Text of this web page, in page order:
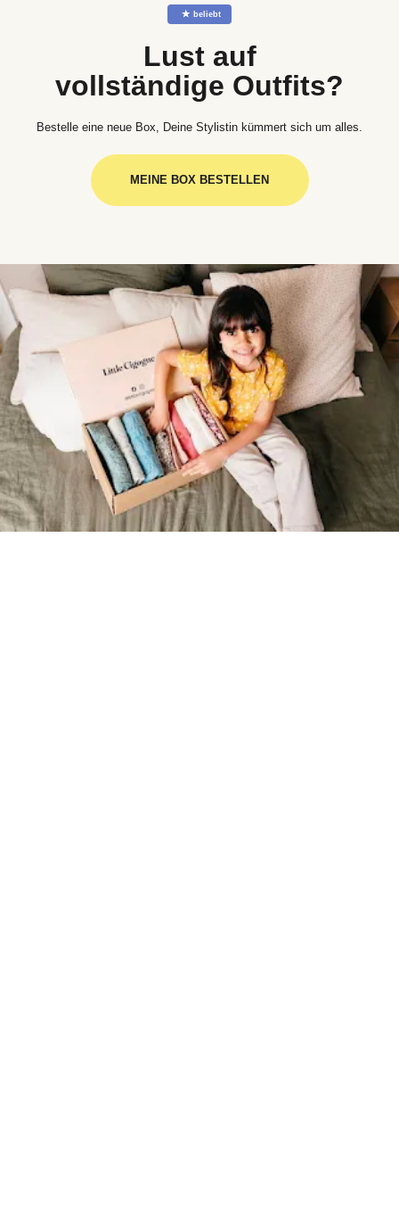
☆ beliebt
Lust auf
vollständige Outfits?
Bestelle eine neue Box, Deine Stylistin kümmert sich um alles.
MEINE BOX BESTELLEN